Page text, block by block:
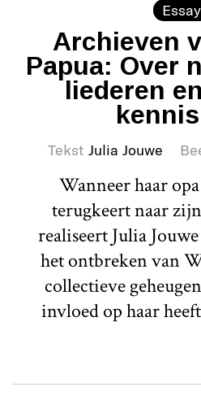
Essay
Archieven
Papua: Over
liederen
Tekst Julia Jouwe
Wanneer haar
terugkeert naar
realiseert Julia
het ontbreken van
collectieve
invloed op haar